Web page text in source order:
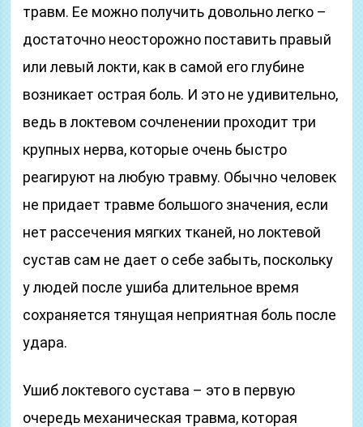
травм. Ее можно получить довольно легко –
достаточно неосторожно поставить правый
или левый локти, как в самой его глубине
возникает острая боль. И это не удивительно,
ведь в локтевом сочленении проходит три
крупных нерва, которые очень быстро
реагируют на любую травму. Обычно человек
не придает травме большого значения, если
нет рассечения мягких тканей, но локтевой
сустав сам не дает о себе забыть, поскольку
у людей после ушиба длительное время
сохраняется тянущая неприятная боль после
удара.
Ушиб локтевого сустава – это в первую
очередь механическая травма, которая